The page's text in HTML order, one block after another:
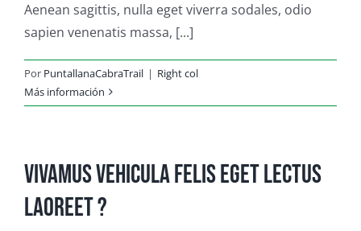
Aenean sagittis, nulla eget viverra sodales, odio
sapien venenatis massa, [...]
Por PuntallanaCabraTrail | Right col
Más información
Vivamus vehicula felis eget lectus
laoreet ?